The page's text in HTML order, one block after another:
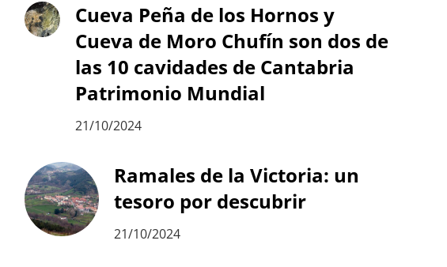
Cueva Peña de los Hornos y
Cueva de Moro Chufín son dos de
las 10 cavidades de Cantabria
Patrimonio Mundial
21/10/2024
Ramales de la Victoria: un
tesoro por descubrir
21/10/2024